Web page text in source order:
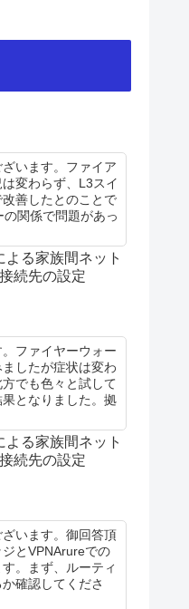
います。ファイア
変わらず、L3スイ
善したとのことで
関係で問題があっ
よる家族間ネット
続先の設定
ファイヤーウォー
したが症状は変わ
でも色々と試して
となりました。拠
よる家族間ネット
続先の設定
います。御回答頂
とVPNArureでの
。まず、ルーティ
確認してくださ